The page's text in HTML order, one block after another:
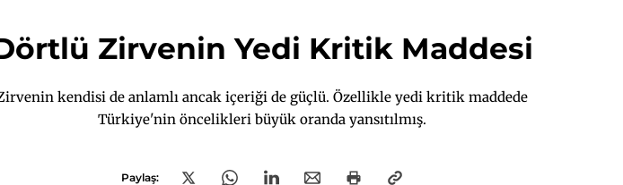
Zirvenin Yedi Kritik Maddesi
kendisi de anlamlı ancak içeriği de güçlü. Özellikle yedi kritik maddede
Türkiye'nin öncelikleri büyük oranda yansıtılmış.
Paylaş: